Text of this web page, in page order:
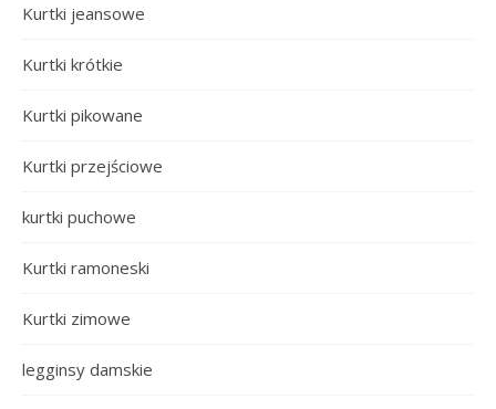
Kurtki jeansowe
Kurtki krótkie
Kurtki pikowane
Kurtki przejściowe
kurtki puchowe
Kurtki ramoneski
Kurtki zimowe
legginsy damskie